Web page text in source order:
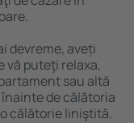
devreme, aveți
vă puteţi relaxa,
sau altă
de călătoria
călătorie liniştită.